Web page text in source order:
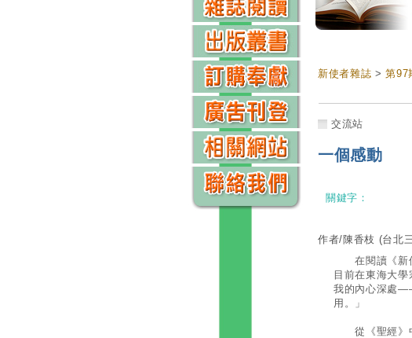
新使者雜誌 >第97
交流站
一個感動
關鍵字：
作者/陳香枝 (台北
在閱讀《新使
目前在東海大
我的內心深處
用。」
從《聖經》中